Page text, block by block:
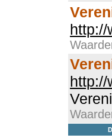
http://
http://